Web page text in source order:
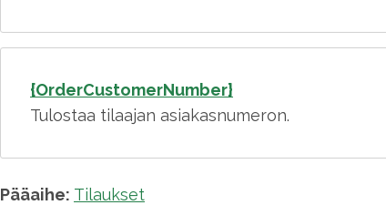
{OrderCustomerNumber}
Tulostaa tilaajan asiakasnumeron.
Pääaihe: Tilaukset